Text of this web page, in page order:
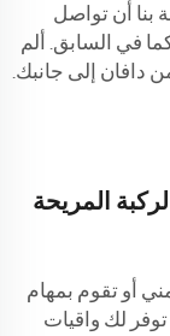
بنا أن تواصل
في السابق. ألم
دافان إلى جانبك.
المريحة
أو تقوم بمهام
لك واقيات